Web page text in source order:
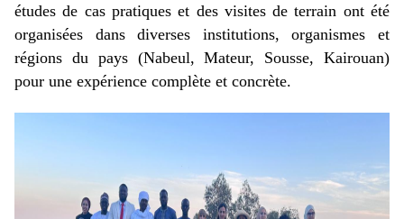
études de cas pratiques et des visites de terrain ont été
organisées dans diverses institutions, organismes et
régions du pays (Nabeul, Mateur, Sousse, Kairouan)
pour une expérience complète et concrète.